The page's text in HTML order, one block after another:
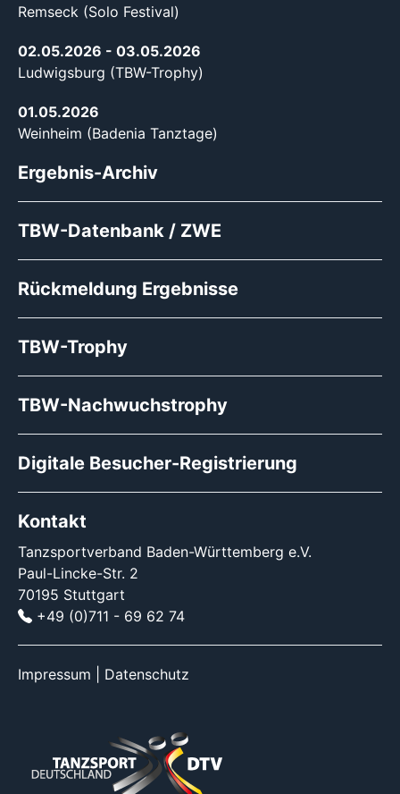
Remseck (Solo Festival)
02.05.2026 - 03.05.2026
Ludwigsburg (TBW-Trophy)
01.05.2026
Weinheim (Badenia Tanztage)
Ergebnis-Archiv
TBW-Datenbank / ZWE
Rückmeldung Ergebnisse
TBW-Trophy
TBW-Nachwuchstrophy
Digitale Besucher-Registrierung
Kontakt
Tanzsportverband Baden-Württemberg e.V.
Paul-Lincke-Str. 2
70195 Stuttgart
+49 (0)711 - 69 62 74
Impressum Datenschutz